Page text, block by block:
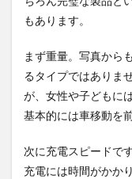
もあります。
まず重量。写真から
るタイプではありま
が、女性や子どもに
基本的には車移動を
次に充電スピードで
充電には時間がかか